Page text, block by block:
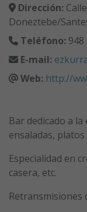
Dirección:
Doneztebe/
Teléfono: 948
E-mail:
Web: http://
Bar dedicado a
ensaladas,
Especialidad en
casera, etc.
Retransmisiones